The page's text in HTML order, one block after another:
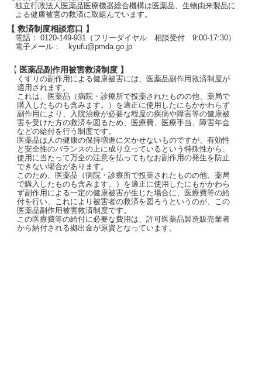
独立行政法人医薬品医療機器総合機構は医薬品、生物由来製品に
よる健康被害の救済に取組んでいます。
【 救済制度相談窓口 】
電話： 0120-149-931（フリーダイヤル 相談受付 9:00-17:30）
電子メール： kyufu@pmda.go.jp
【 医薬品副作用被害救済制度 】
くすりの副作用による健康被害には、医薬品副作用救済制度が
適用されます。
これは、医薬品（病院・診療所で投薬されたものの他、薬局で
購入したものも含みます。）を適正に使用したにもかかわらず
副作用により、入院治療が必要な程度の疾病や障害等の健康被
害を受けた方の救済を図るため、医療費、医療手当、障害年金
などの給付を行う制度です。
医薬品は人の健康の保持増進に欠かせないものですが、有効性
と安全性のバランスの上に成り立っているという特殊性から、
使用に当たって万全の注意を払ってもなお副作用の発生を防止
できない場合があります。
このため、医薬品（病院・診療所で投薬されたものの他、薬局
で購入したものも含みます。）を適正に使用したにもかかわら
ず副作用による一定の健康被害が生じた場合に、医療費等の給
付を行い、これにより被害者の救済を図ろうというのが、この
医薬品副作用被害救済制度です。
この医療費等の給付に必要な費用は、許可医薬品製造販売業者
から納付される拠出金が原資となっています。